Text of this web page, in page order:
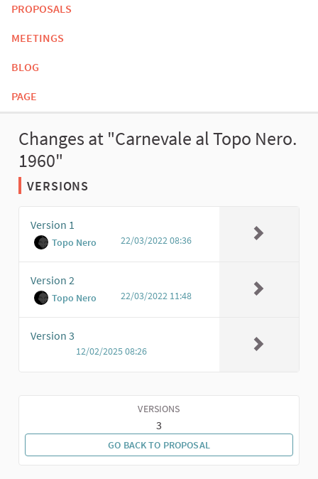
PROPOSALS
MEETINGS
BLOG
PAGE
Changes at "Carnevale al Topo Nero.
1960"
VERSIONS
Version 1
Topo Nero 22/03/2022 08:36
Version 2
Topo Nero 22/03/2022 11:48
Version 3
12/02/2025 08:26
VERSIONS
3
GO BACK TO PROPOSAL